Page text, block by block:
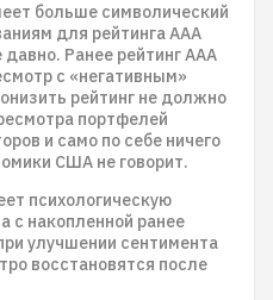
больше символический
для рейтинга ААА
Ранее рейтинг ААА
с «негативным»
рейтинг не должно
портфелей
и само по себе ничего
США не говорит.
психологическую
с накопленной ранее
улучшении сентимента
восстановятся после